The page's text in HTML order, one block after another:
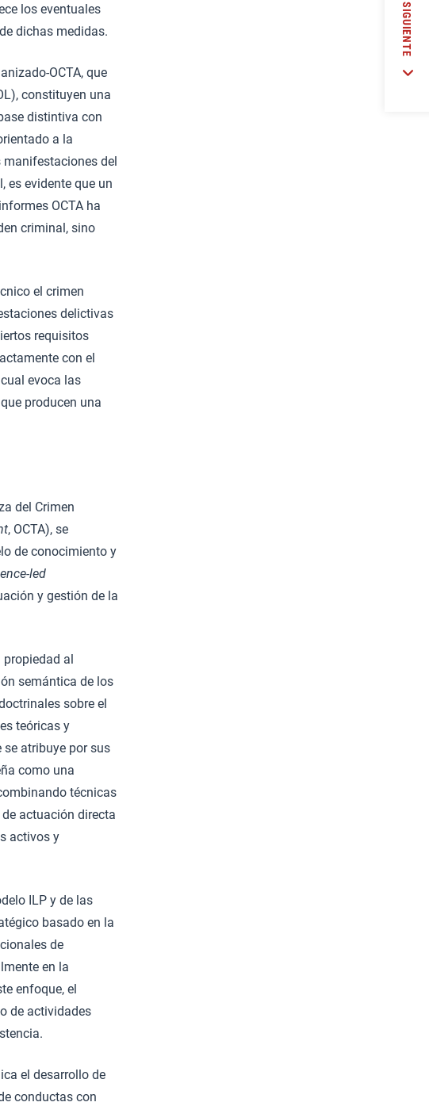
los eventuales
dichas medidas.
OCTA, que
constituyen una
distintiva con
a la
manifestaciones del
es evidente que un
OCTA ha
criminal, sino
el crimen
delictivas
requisitos
con el
evoca las
producen una
del Crimen
, OCTA), se
de conocimiento y
led
y gestión de la
al
semántica de los
sobre el
teóricas y
se atribuye por sus
como una
técnicas
actuación directa
activos y
ILP y de las
basado en la
de
en la
enfoque, el
de actividades
el desarrollo de
conductas con
SIGUIENTE